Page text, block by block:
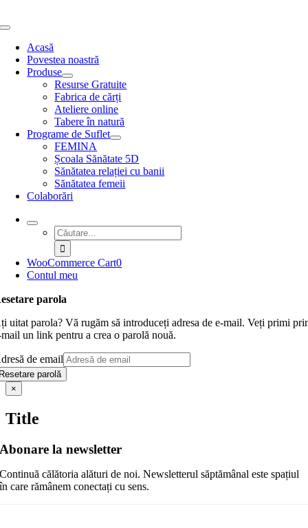
to
Toggle
NavigationAcasă
Povestea noastră
Produse
Resurse Gratuite
Fabrica de cărți
Ateliere online
Tabere în natură
Programe de Suflet
FEMINA
Școala Sănătate 5D
Sănătatea relației cu banii
Sănătatea femeii
Colaborări
Search
for:
WooCommerce Cart0
Contul meu
parola
uitat parola? Vă rugăm să introduceți adresa de e-mail. Veți primi
mail un link pentru a crea o parolă nouă.
de email
parolă
Close
product
view
×
Title
Abonare la newsletter
Continuă călătoria alături de noi. Newsletterul săptămânal este spațiul
în care rămânem conectați cu sens.